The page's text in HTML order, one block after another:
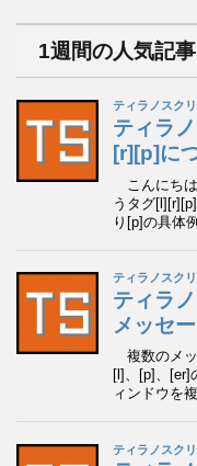
1週間の人気記事